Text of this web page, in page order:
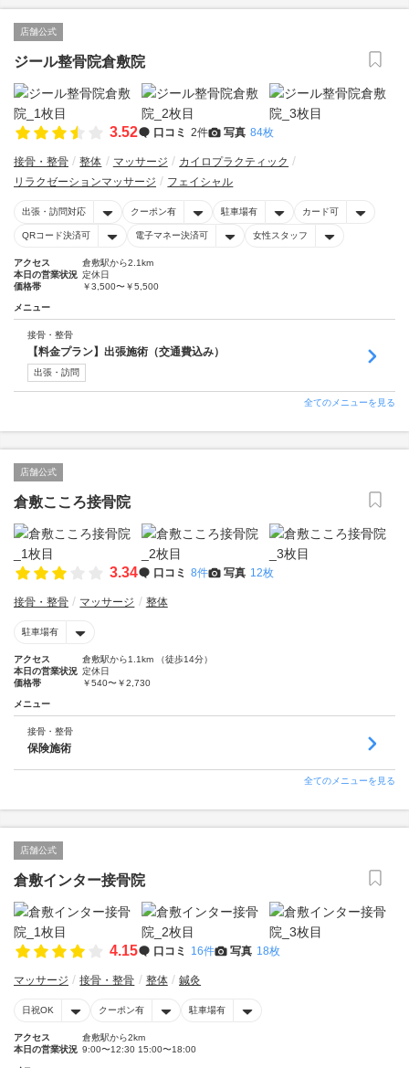
店舗公式
ジール整骨院倉敷院
3.52 口コミ 2件 写真 84枚
接骨・整骨 整体 マッサージ
カイロプラクティック
リラクゼーションマッサージ
フェイシャル
出張・訪問対応 クーポン有 駐車場有 カード可
QRコード決済可 電子マネー決済可 女性スタッフ
アクセス
倉敷駅から2.1km
本日の営業状況 定休日
価格帯
￥3,500〜￥5,500
メニュー
接骨・整骨
【料金プラン】出張施術（交通費込み）
出張・訪問
全てのメニューを見る
店舗公式
倉敷こころ接骨院
3.34 口コミ 8件 写真 12枚
接骨・整骨 マッサージ 整体
駐車場有
アクセス
倉敷駅から1.1km （徒歩14分）
本日の営業状況 定休日
価格帯
￥540〜￥2,730
メニュー
接骨・整骨
保険施術
全てのメニューを見る
店舗公式
倉敷インター接骨院
4.15 口コミ 16件 写真 18枚
マッサージ 接骨・整骨 整体 鍼灸
日祝OK クーポン有 駐車場有
アクセス
倉敷駅から2km
本日の営業状況 9:00〜12:30 15:00〜18:00